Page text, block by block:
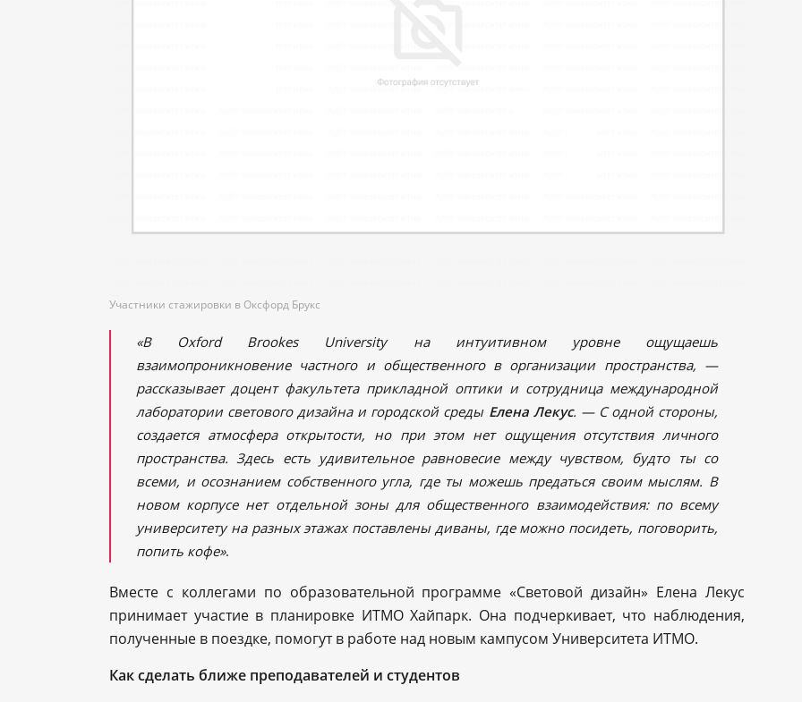
Участники стажировки в Оксфорд Брукс
«В Oxford Brookes University на интуитивном уровне ощущаешь
взаимопроникновение частного и общественного в организации пространства, —
рассказывает доцент факультета прикладной оптики и сотрудница международной
лаборатории светового дизайна и городской среды Елена Лекус. — С одной стороны,
создается атмосфера открытости, но при этом нет ощущения отсутствия личного
пространства. Здесь есть удивительное равновесие между чувством, будто ты со
всеми, и осознанием собственного угла, где ты можешь предаться своим мыслям. В
новом корпусе нет отдельной зоны для общественного взаимодействия: по всему
университету на разных этажах поставлены диваны, где можно посидеть, поговорить,
попить кофе».
Вместе с коллегами по образовательной программе «Световой дизайн» Елена Лекус
принимает участие в планировке ИТМО Хайпарк. Она подчеркивает, что наблюдения,
полученные в поездке, помогут в работе над новым кампусом Университета ИТМО.
Как сделать ближе преподавателей и студентов